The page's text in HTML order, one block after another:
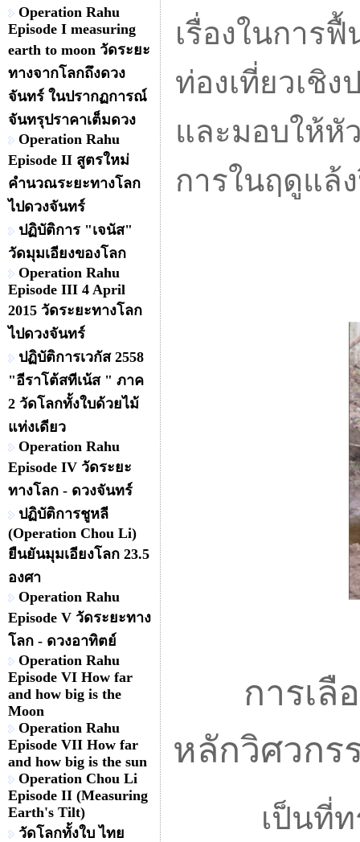
Operation Rahu
Episode I measuring
earth to moon วัดระยะ
ทางจากโลกถึงดวง
จันทร์ ในปรากฏการณ์
จันทรุปราคาเต็มดวง
Operation Rahu
Episode II สูตรใหม่
คำนวณระยะทางโลก
ไปดวงจันทร์
ปฏิบัติการ "เจนัส"
วัดมุมเอียงของโลก
Operation Rahu
Episode III 4 April
2015 วัดระยะทางโลก
ไปดวงจันทร์
ปฏิบัติการเวกัส 2558
"อีราโต้สทีเน้ส " ภาค
2 วัดโลกทั้งใบด้วยไม้
แท่งเดียว
Operation Rahu
Episode IV วัดระยะ
ทางโลก - ดวงจันทร์
ปฏิบัติการชูหลี
(Operation Chou Li)
ยืนยันมุมเอียงโลก 23.5
องศา
Operation Rahu
Episode V วัดระยะทาง
โลก - ดวงอาทิตย์
Operation Rahu
Episode VI How far
and how big is the
Moon
Operation Rahu
Episode VII How far
and how big is the sun
Operation Chou Li
Episode II (Measuring
Earth's Tilt)
วัดโลกทั้งใบ ไทย
เรื่องในการ
ท่องเที่ยวเชิ
และมอบให้หั
การในฤดูแล้
การเลือก
หลักวิศวกร
เป็นที่ทรา